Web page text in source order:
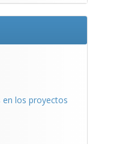
los proyectos